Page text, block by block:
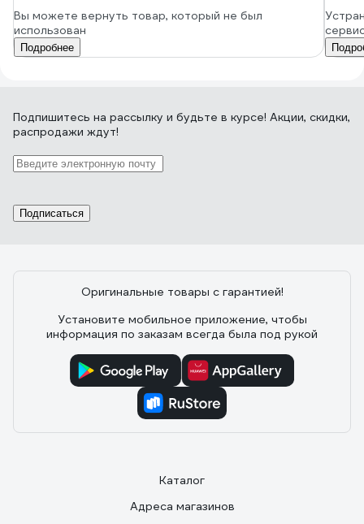
Вы можете вернуть товар, который не был
использован
Подробнее
Подпишитесь на рассылку и будьте в курсе! Акции, скидки,
распродажи ждут!
Подписаться
Оригинальные товары с гарантией!
Установите мобильное приложение, чтобы
информация по заказам всегда была под рукой
Каталог
Адреса магазинов